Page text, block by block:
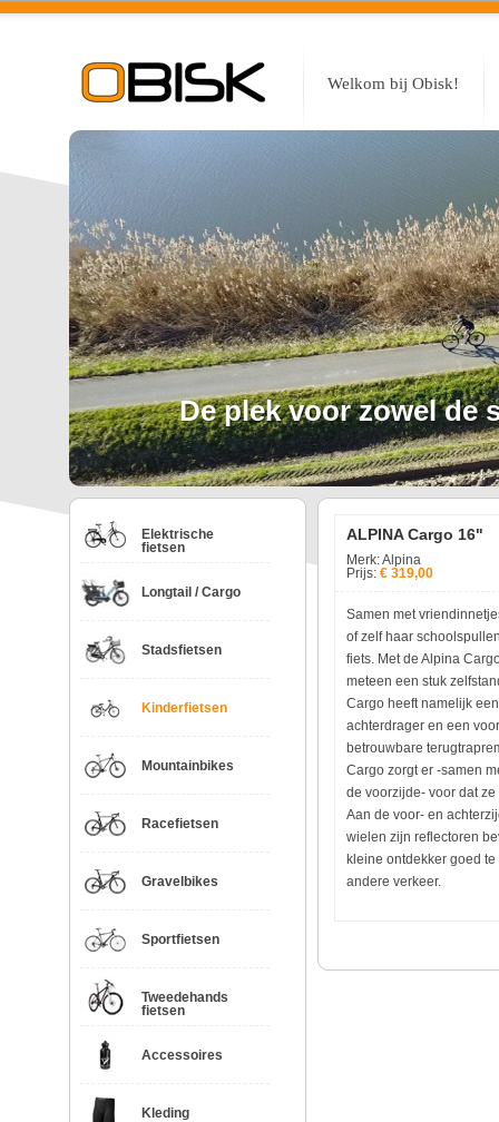
Welkom bij Obisk!
De plek voor zowel de
Elektrische
fietsen
Longtail / Cargo
Stadsfietsen
Kinderfietsen
Mountainbikes
Racefietsen
Gravelbikes
Sportfietsen
Tweedehands
fietsen
Accessoires
Kleding
ALPINA Cargo 16"
Merk: Alpina
Prijs: € 319,00
Samen met
of zelf haar
fiets. Met de Alpina
meteen een stuk
Cargo heeft namelijk
achterdrager en een
betrouwbare
Cargo zorgt er -samen
de voorzijde- voor dat
Aan de voor- en
wielen zijn reflectoren
kleine ontdekker goed
andere verkeer.